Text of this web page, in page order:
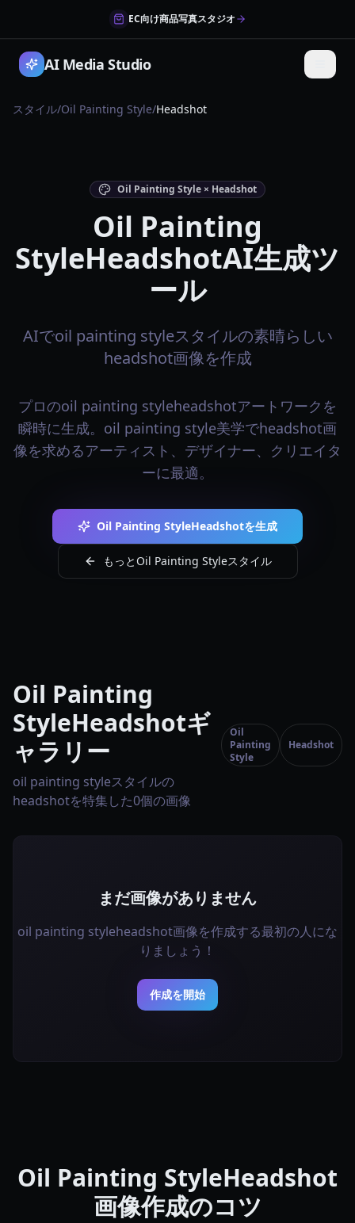
EC向け商品写真スタジオ
AI Media Studio
スタイル/Oil Painting Style/Headshot
Oil Painting Style × Headshot
Oil Painting
StyleHeadshotAI生成ツ
ール
AIでoil painting styleスタイルの素晴らしい
headshot画像を作成
プロのoil painting styleheadshotアートワークを
瞬時に生成。oil painting style美学でheadshot画
像を求めるアーティスト、デザイナー、クリエイタ
ーに最適。
Oil Painting StyleHeadshotを生成
もっとOil Painting Styleスタイル
Oil Painting
StyleHeadshotギ
ャラリー
oil painting styleスタイルの
headshotを特集した0個の画像
Oil
Painting
Style
Headshot
まだ画像がありません
oil painting styleheadshot画像を作成する最初の人にな
りましょう！
作成を開始
Oil Painting StyleHeadshot
画像作成のコツ